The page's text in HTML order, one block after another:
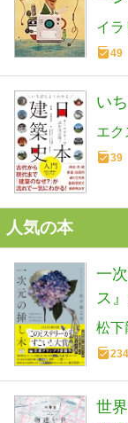
イラ
49
い
エク
39
人気の本
一
ス
松下
世